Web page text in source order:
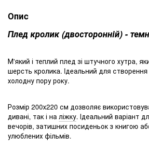
Опис
Плед кролик (двосторонній) -
М'який і теплий плед зі штучного хутра,
шерсть кролика. Ідеальний для
холодну пору року.
Розмір 200х220 см дозволяє
дивані, так і на ліжку. Ідеальний варіант
вечорів, затишних посиденьок з книгою
улюблених фільмів.